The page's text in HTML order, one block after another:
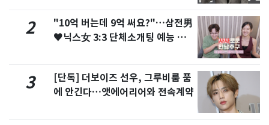
2
"10억 버는데 9억 써요?"…삼전男
♥닉스女 3:3 단체소개팅 예능 화
3
[단독] 더보이즈 선우, 그루비룸 품
에 안긴다…앳에어리어와 전속계약